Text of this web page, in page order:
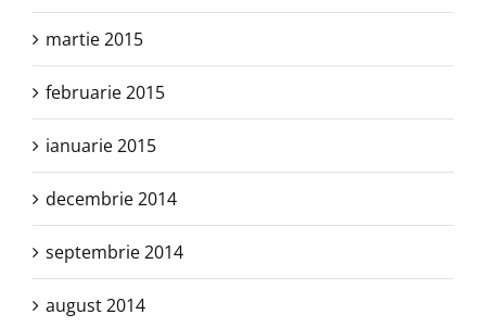
martie 2015
februarie 2015
ianuarie 2015
decembrie 2014
septembrie 2014
august 2014